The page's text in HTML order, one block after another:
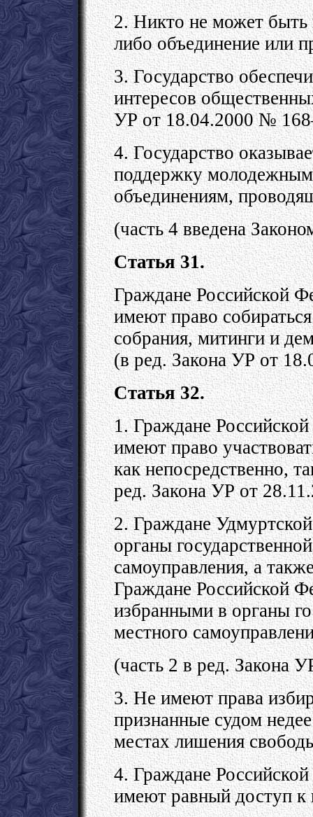
2. Никто не может быть
либо объединение или
3. Государство
интересов
УР от 18.04.2000 №
4. Государство
поддержку
объединениям,
(часть 4 введена
Статья 31.
Граждане Российской
имеют право
собрания, митинги и
(в ред. Закона УР от
Статья 32.
1. Граждане
имеют право
как непосредственно,
ред. Закона УР от
2. Граждане
органы
самоуправления, а
Граждане Российской
избранными в органы
местного
(часть 2 в ред. Закона
3. Не имеют права
признанные судом
местах лишения
4. Граждане
имеют равный доступ к